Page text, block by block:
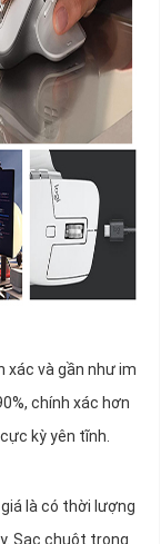
xác và gần như im
chính xác hơn
kỳ yên tĩnh.
là có thời lượng
Sạc chuột trong